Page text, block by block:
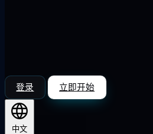
登录 立即开始
中文